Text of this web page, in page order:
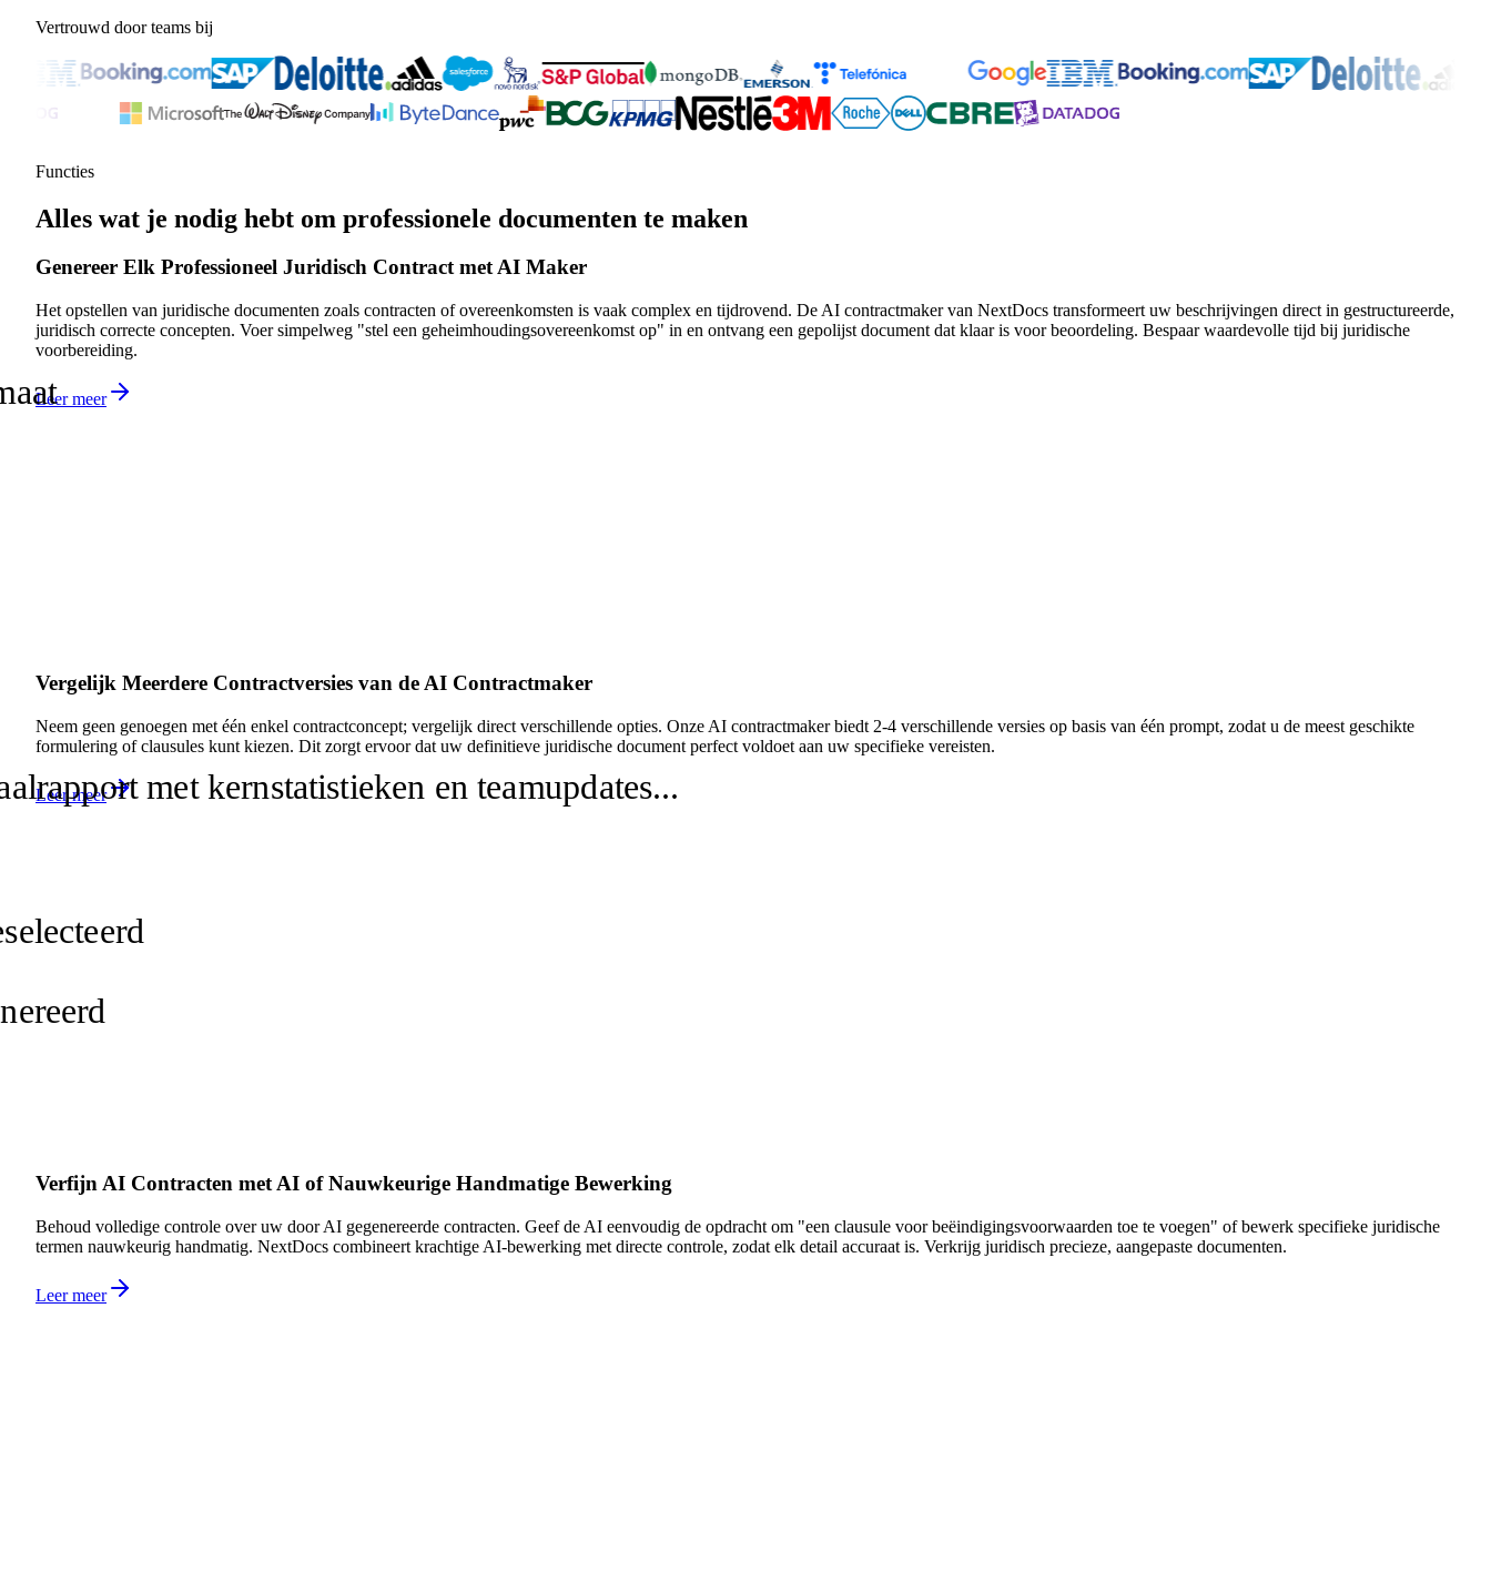
Vertrouwd door teams bij
Functies
Alles wat je nodig hebt om professionele documenten te maken
Genereer Elk Professioneel Juridisch Contract met AI Maker
Het opstellen van juridische documenten zoals contracten of overeenkomsten is vaak complex en tijdrovend. De AI contractmaker van NextDocs transformeert uw beschrijvingen direct in gestructureerde,
juridisch correcte concepten. Voer simpelweg "stel een geheimhoudingsovereenkomst op" in en ontvang een gepolijst document dat klaar is voor beoordeling. Bespaar waardevolle tijd bij juridische
voorbereiding.
Leer meer
Vergelijk Meerdere Contractversies van de AI Contractmaker
Neem geen genoegen met één enkel contractconcept; vergelijk direct verschillende opties. Onze AI contractmaker biedt 2-4 verschillende versies op basis van één prompt, zodat u de meest geschikte
formulering of clausules kunt kiezen. Dit zorgt ervoor dat uw definitieve juridische document perfect voldoet aan uw specifieke vereisten.
Leer meer
met kernstatistieken en teamupdates...
Verfijn AI Contracten met AI of Nauwkeurige Handmatige Bewerking
Behoud volledige controle over uw door AI gegenereerde contracten. Geef de AI eenvoudig de opdracht om "een clausule voor beëindigingsvoorwaarden toe te voegen" of bewerk specifieke juridische
termen nauwkeurig handmatig. NextDocs combineert krachtige AI-bewerking met directe controle, zodat elk detail accuraat is. Verkrijg juridisch precieze, aangepaste documenten.
Leer meer